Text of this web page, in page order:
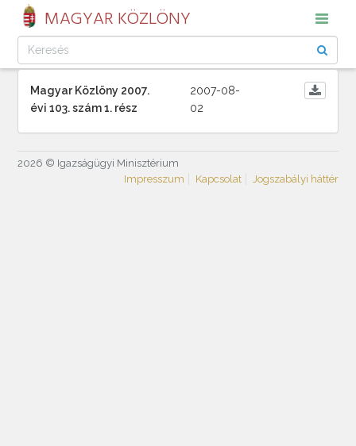
MAGYAR KÖZLÖNY
Magyar Közlöny 2007.
évi 103. szám 1. rész
2007-08-
02
2026 © Igazságügyi Minisztérium
Impresszum
Kapcsolat Jogszabályi háttér